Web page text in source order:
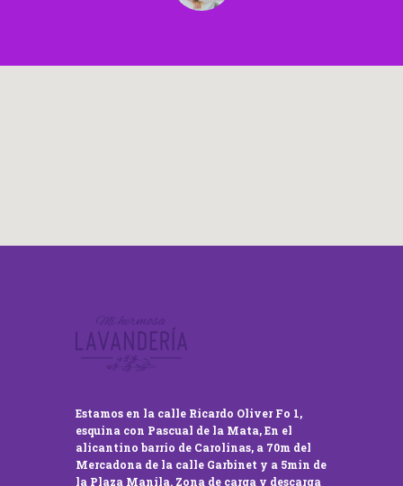
Estamos en la calle Ricardo Oliver Fo 1,
esquina con Pascual de la Mata, En el
alicantino barrio de Carolinas, a 70m del
Mercadona de la calle Garbinet y a 5min de
la Plaza Manila. Zona de carga y descarga